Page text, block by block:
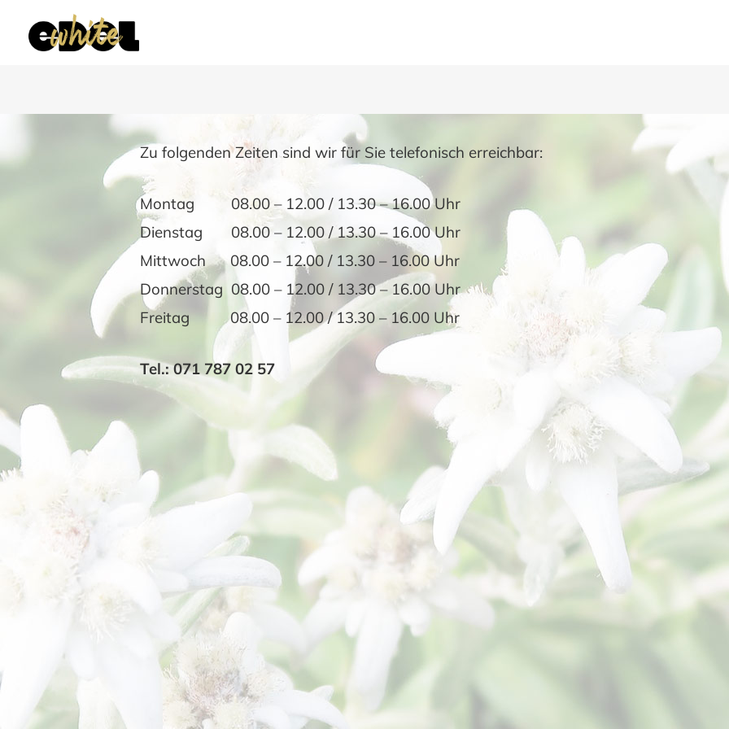
Zu folgenden Zeiten sind wir für Sie telefonisch erreichbar:
Montag 08.00 – 12.00 / 13.30 – 16.00 Uhr
Dienstag 08.00 – 12.00 / 13.30 – 16.00 Uhr
Mittwoch 08.00 – 12.00 / 13.30 – 16.00 Uhr
Donnerstag 08.00 – 12.00 / 13.30 – 16.00 Uhr
Freitag 08.00 – 12.00 / 13.30 – 16.00 Uhr
Tel.: 071 787 02 57